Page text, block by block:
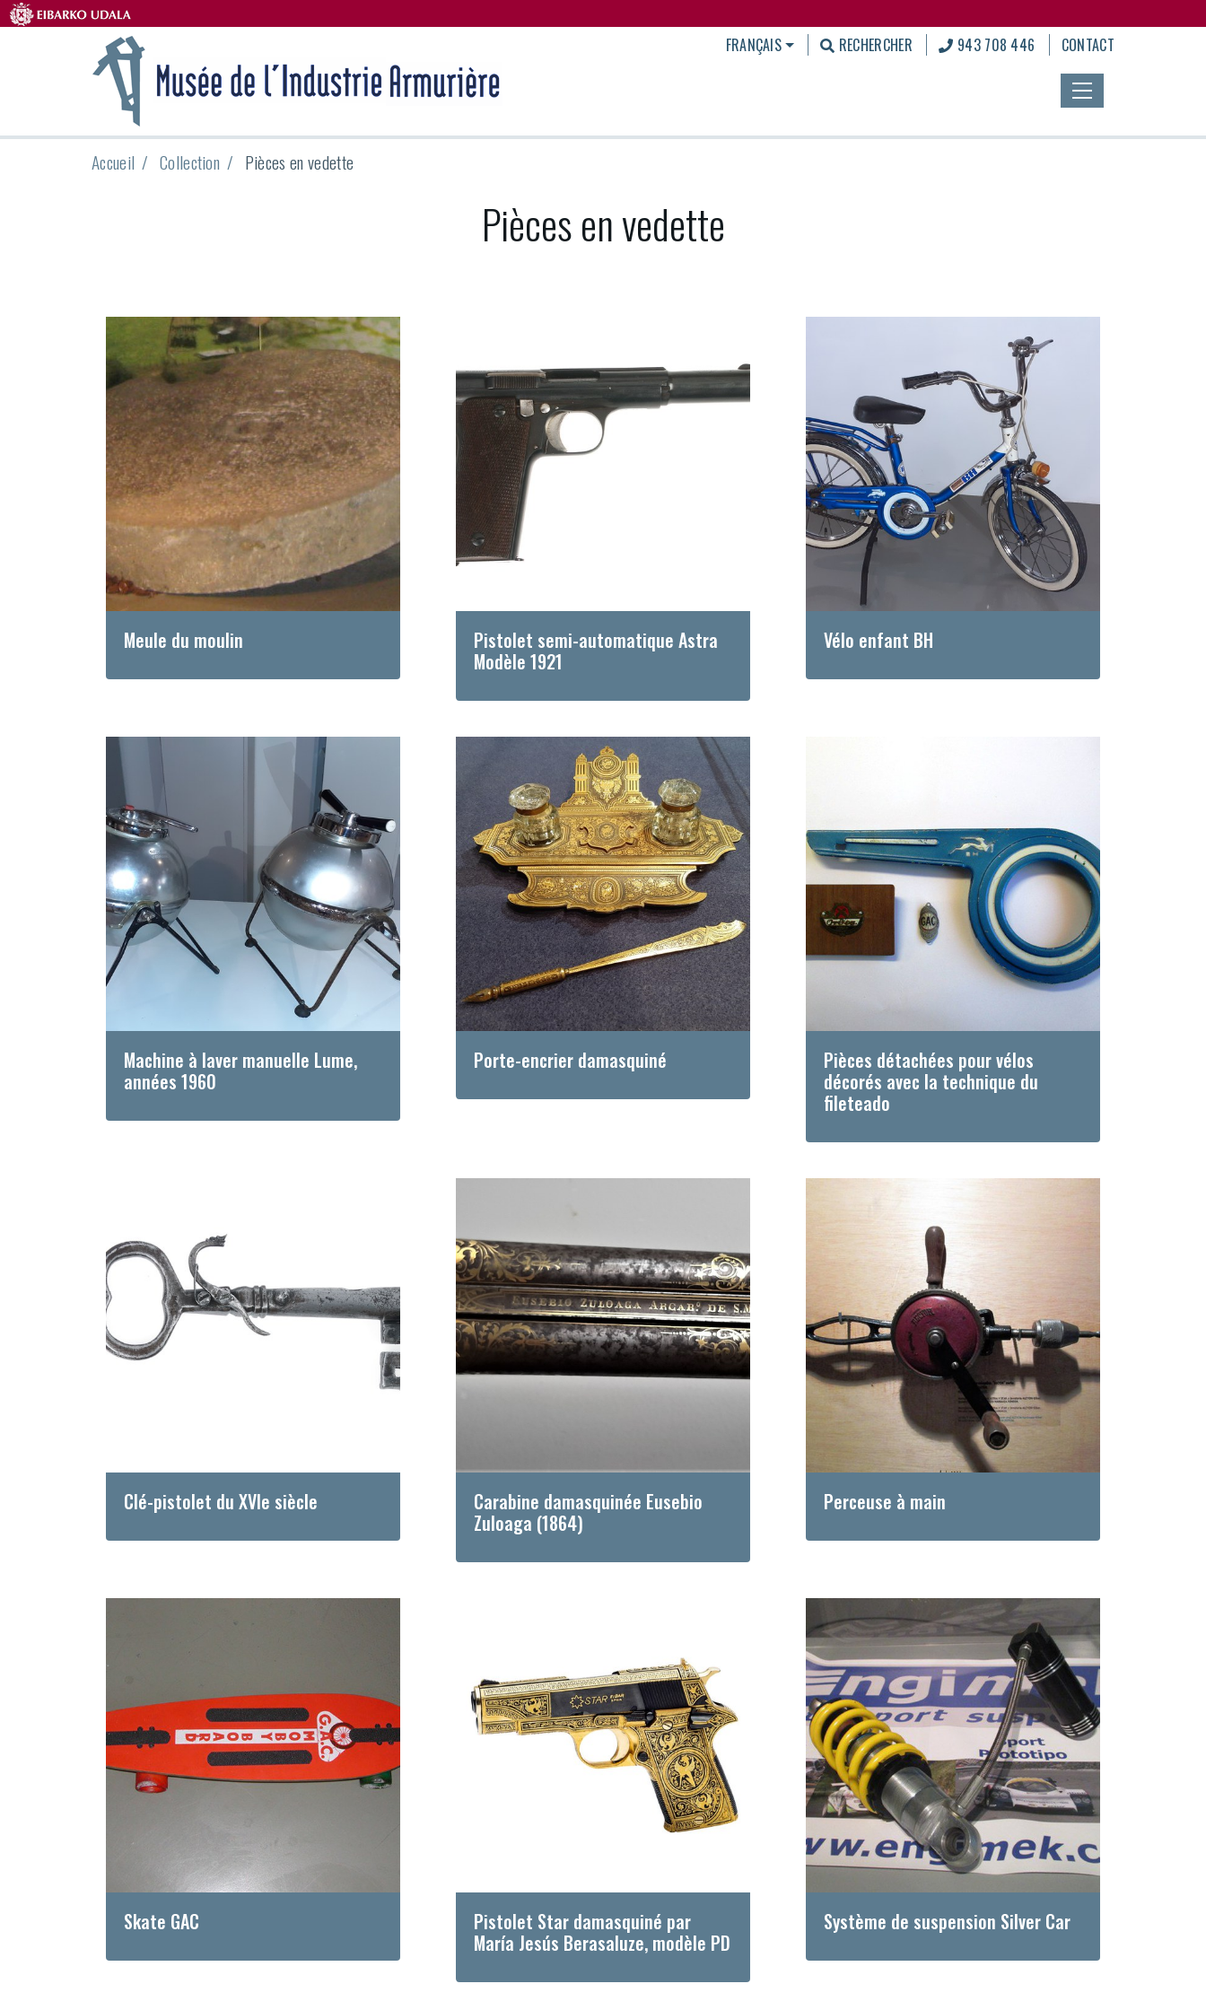
FRANÇAIS RECHERCHER 943 708 446 CONTACT
Accueil Collection Pièces en vedette
Pièces en vedette
Meule du moulin
Pistolet semi-automatique Astra
Modèle 1921
Vélo enfant BH
Machine à laver manuelle Lume,
années 1960
Porte-encrier damasquiné
Pièces détachées pour vélos
décorés avec la technique du
fileteado
Clé-pistolet du XVIe siècle
Carabine damasquinée Eusebio
Zuloaga (1864)
Perceuse à main
Skate GAC
Pistolet Star damasquiné par
María Jesús Berasaluze, modèle PD
Système de suspension Silver Car